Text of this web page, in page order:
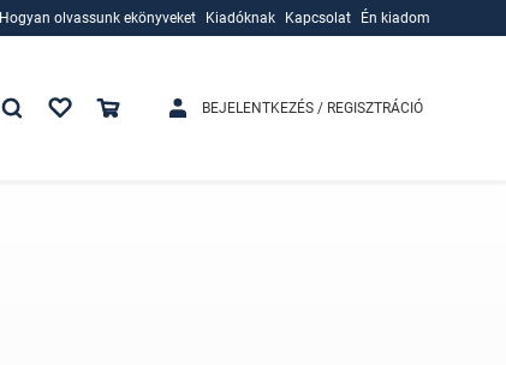
Hogyan olvassunk ekönyveket
Kiadóknak
Kapcsolat Én kiadom
BEJELENTKEZÉS / REGISZTRÁCIÓ